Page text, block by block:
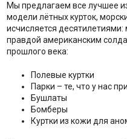
Мы предлагаем все лучшее
модели лётных курток,
исчисляется
правдой американским
прошлого века:
Полевые куртки
Парки – те, что у нас
Бушлаты
Бомберы
Куртки из кожи для